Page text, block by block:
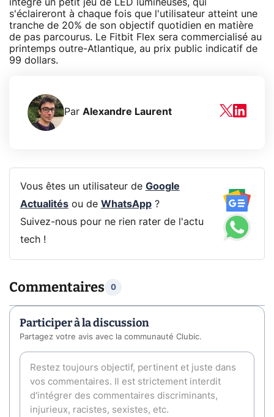
intègre un petit jeu de LED lumineuses, qui
s'éclaireront à chaque fois que l'utilisateur atteint une
tranche de 20% de son objectif quotidien en matière
de pas parcourus. Le Fitbit Flex sera commercialisé au
printemps outre-Atlantique, au prix public indicatif de
99 dollars.
Par Alexandre Laurent
Vous êtes un utilisateur de Google
Actualitésou de WhatsApp?
Suivez-nous pour ne rien rater de l'actu
tech !
Commentaires 0
Participer à la discussion
Partagez votre avis avec la communauté Clubic.